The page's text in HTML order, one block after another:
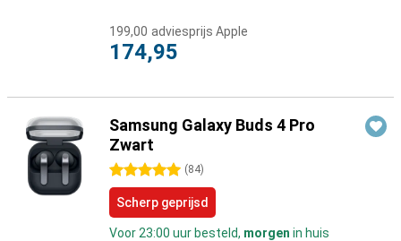
199,00 adviesprijs Apple
174,95
Samsung Galaxy Buds 4 Pro
Zwart
5 sterren (84)
Scherp geprijsd
Voor 23:00 uur besteld, morgen in huis